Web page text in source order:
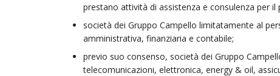
prestano attività di assistenza e consulenza per
società dei Gruppo Campello limitatamente al
amministrativa, finanziaria e contabile;
previo suo consenso, società dei Gruppo
telecomunicazioni, elettronica, energy & oil,